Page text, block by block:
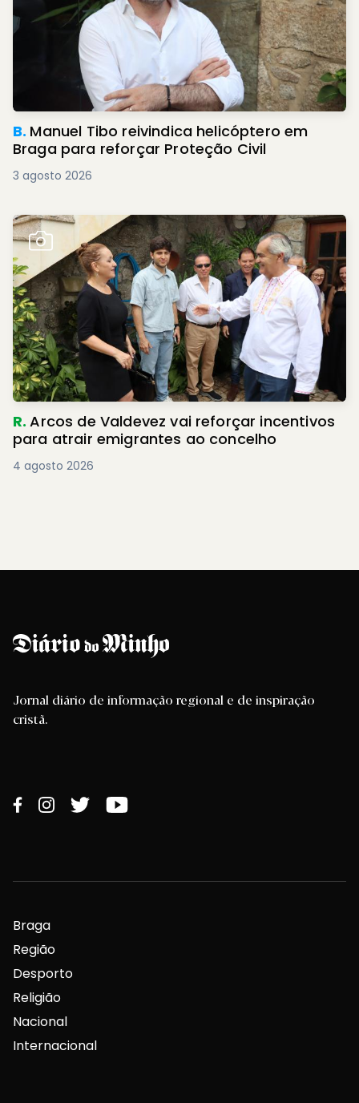
B. Manuel Tibo reivindica helicóptero em
Braga para reforçar Proteção Civil
3 agosto 2026
R.Arcos de Valdevez vai reforçar incentivos
para atrair emigrantes ao concelho
4 agosto 2026
Jornal diário de informação regional e de inspiração
cristã.
Braga
Região
Desporto
Religião
Nacional
Internacional